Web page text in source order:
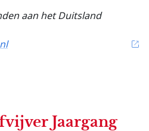
aan het Duitsland
Jaargang